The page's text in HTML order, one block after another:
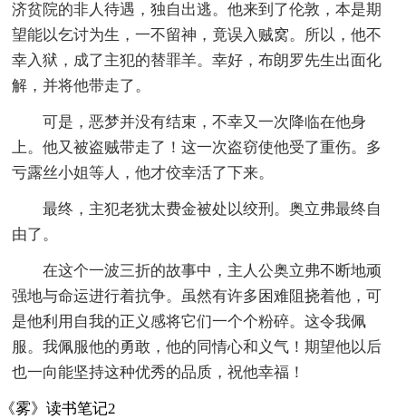
济贫院的非人待遇，独自出逃。他来到了伦敦，本是期
望能以乞讨为生，一不留神，竟误入贼窝。所以，他不
幸入狱，成了主犯的替罪羊。幸好，布朗罗先生出面化
解，并将他带走了。
可是，恶梦并没有结束，不幸又一次降临在他身
上。他又被盗贼带走了！这一次盗窃使他受了重伤。多
亏露丝小姐等人，他才佼幸活了下来。
最终，主犯老犹太费金被处以绞刑。奥立弗最终自
由了。
在这个一波三折的故事中，主人公奥立弗不断地顽
强地与命运进行着抗争。虽然有许多困难阻挠着他，可
是他利用自我的正义感将它们一个个粉碎。这令我佩
服。我佩服他的勇敢，他的同情心和义气！期望他以后
也一向能坚持这种优秀的品质，祝他幸福！
《雾》读书笔记2